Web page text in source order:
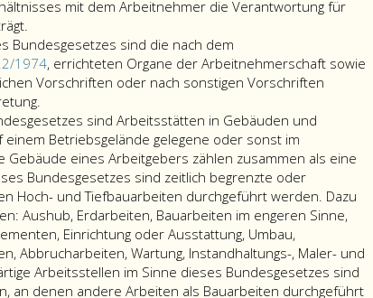
mit dem Arbeitnehmer die Verantwortung für
Bundesgesetzes sind die nach dem
1974, errichteten Organe der Arbeitnehmerschaft sowie
Vorschriften oder nach sonstigen Vorschriften
im
Sinne
dieses
Bundesgesetzes
sind
die
nach
dem
Arbeitsverfassungsgesetz,
Bundesgesetzblatt
sind Arbeitsstätten in Gebäuden und
Betriebsgelände gelegene oder sonst im
eines Arbeitgebers zählen zusammen als eine
Bundesgesetzes sind zeitlich begrenzte oder
Hoch- und Tiefbauarbeiten durchgeführt werden. Dazu
Aushub, Erdarbeiten, Bauarbeiten im engeren Sinne,
Einrichtung oder Ausstattung, Umbau,
Abbrucharbeiten, Wartung, Instandhaltungs-, Maler- und
Arbeitsstellen im Sinne dieses Bundesgesetzes sind
an denen andere Arbeiten als Bauarbeiten durchgeführt